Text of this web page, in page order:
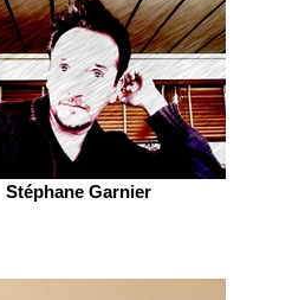
Stéphane Garnier